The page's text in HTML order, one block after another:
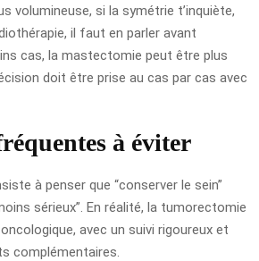
volumineuse, si la symétrie t’inquiète,
il faut en parler avant
cas, la mastectomie peut être plus
doit être prise au cas par cas avec
à éviter
à penser que “conserver le sein”
sérieux”. En réalité, la tumorectomie
avec un suivi rigoureux et
complémentaires.